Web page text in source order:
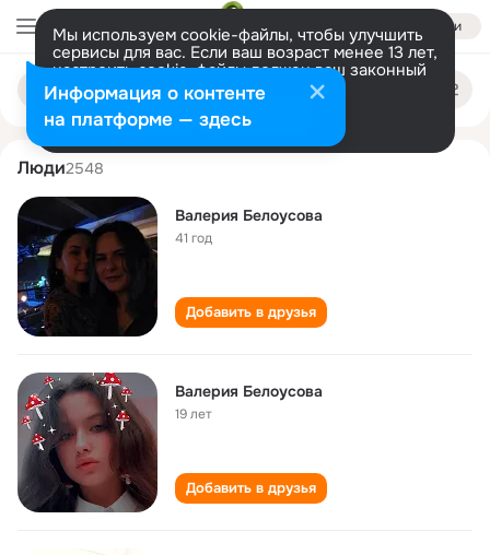
Войти
Мы используем cookie-файлы, чтобы улучшить
сервисы для вас. Если ваш возраст менее 13 лет,
настроить cookie-файлы должен ваш законный
представитель. Больше информации
Разрешить все Настроить
Поиск
людям
valeriya belousova
Люди2548
Валерия Белоусова
41 год
Добавить в друзья
Валерия Белоусова
19 лет
Добавить в друзья
Информация о контенте
на платформе — здесь